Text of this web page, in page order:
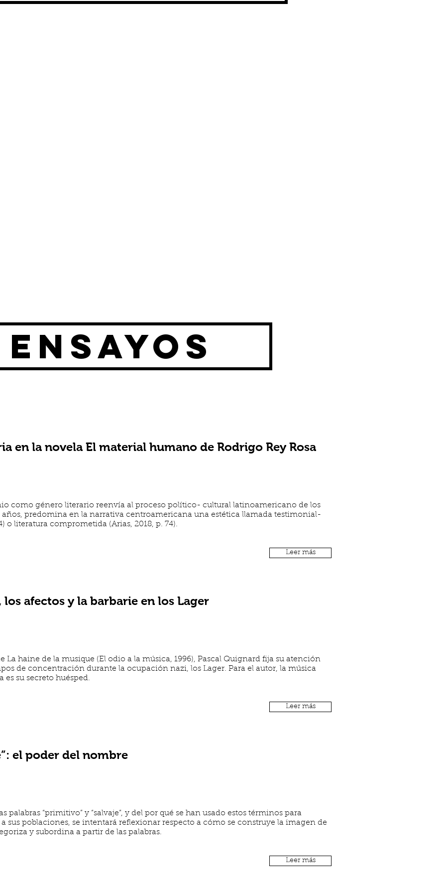
ENSAYOS
en la novela El material humano de Rodrigo Rey Rosa
como género literario reenvía al proceso político- cultural latinoamericano de los
años, predomina en la narrativa centroamericana una estética llamada testimonial-
o literatura comprometida (Arias, 2018, p. 74).
Leer más
afectos y la barbarie en los Lager
La haine de la musique (El odio a la música, 1996), Pascal Quignard fija su atención
de concentración durante la ocupación nazi, los Lager. Para el autor, la música
es su secreto huésped.
Leer más
el poder del nombre
palabras “primitivo” y “salvaje”, y del por qué se han usado estos términos para
sus poblaciones, se intentará reflexionar respecto a cómo se construye la imagen de
y subordina a partir de las palabras.
Leer más